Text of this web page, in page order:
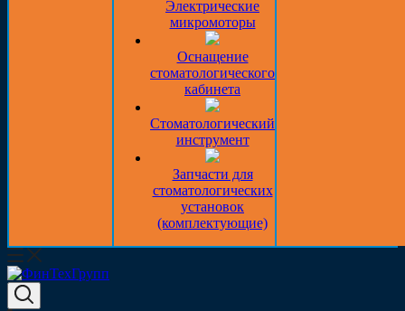
Электрические
микромоторы
Оснащение
стоматологического
кабинета
Стоматологический
инструмент
Запчасти для
стоматологических
установок
(комплектующие)